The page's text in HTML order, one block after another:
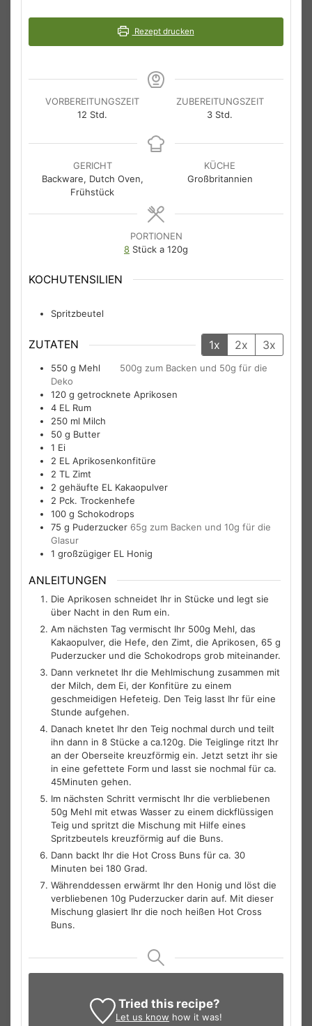
Rezept drucken
VORBEREITUNGSZEIT
12 Stunden
Std.
ZUBEREITUNGSZEIT
3Stunden
Std.
GERICHT
Backware, Dutch Oven,
Frühstück
KÜCHE
Großbritannien
PORTIONEN
8 Stück a 120g
KOCHUTENSILIEN
Spritzbeutel
ZUTATEN 1x 2x 3x
550 g Mehl
500g zum Backen und 50g für die
Deko
120 g getrocknete Aprikosen
4 EL Rum
250 ml Milch
50 g Butter
1 Ei
2 EL Aprikosenkonfitüre
2 TL Zimt
2 gehäufte EL Kakaopulver
2 Pck. Trockenhefe
100 g Schokodrops
75 g Puderzucker 65g zum Backen und 10g für die
Glasur
1 großzügiger EL Honig
ANLEITUNGEN
Die Aprikosen schneidet Ihr in Stücke und legt sie
über Nacht in den Rum ein.
Am nächsten Tag vermischt Ihr 500g Mehl, das
Kakaopulver, die Hefe, den Zimt, die Aprikosen, 65 g
Puderzucker und die Schokodrops grob miteinander.
Dann verknetet Ihr die Mehlmischung zusammen mit
der Milch, dem Ei, der Konfitüre zu einem
geschmeidigen Hefeteig. Den Teig lasst Ihr für eine
Stunde aufgehen.
Danach knetet Ihr den Teig nochmal durch und teilt
ihn dann in 8 Stücke a ca.120g. Die Teiglinge ritzt Ihr
an der Oberseite kreuzförmig ein. Jetzt setzt ihr sie
in eine gefettete Form und lasst sie nochmal für ca.
45Minuten gehen.
Im nächsten Schritt vermischt Ihr die verbliebenen
50g Mehl mit etwas Wasser zu einem dickflüssigen
Teig und spritzt die Mischung mit Hilfe eines
Spritzbeutels kreuzförmig auf die Buns.
Dann backt Ihr die Hot Cross Buns für ca. 30
Minuten bei 180 Grad.
Währenddessen erwärmt Ihr den Honig und löst die
verbliebenen 10g Puderzucker darin auf. Mit dieser
Mischung glasiert Ihr die noch heißen Hot Cross
Buns.
Tried this recipe?
Let us know how it was!